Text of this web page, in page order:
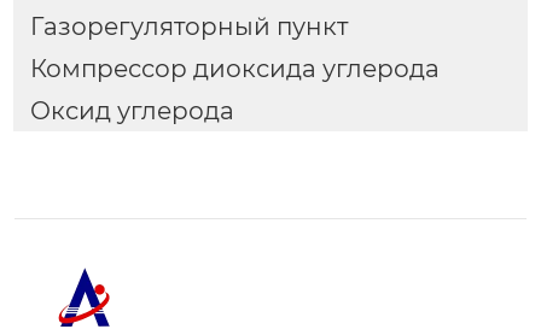
Газорегуляторный пункт
Компрессор диоксида углерода
Оксид углерода